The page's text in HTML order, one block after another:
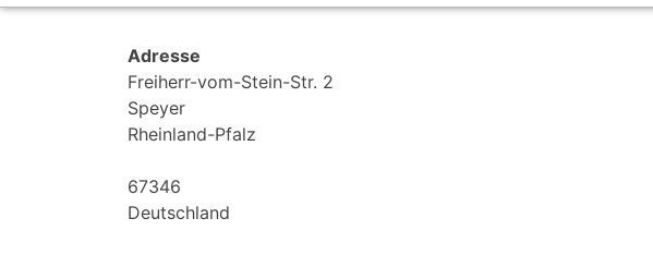
Adresse
Freiherr-vom-Stein-Str. 2
Speyer
Rheinland-Pfalz
67346
Deutschland